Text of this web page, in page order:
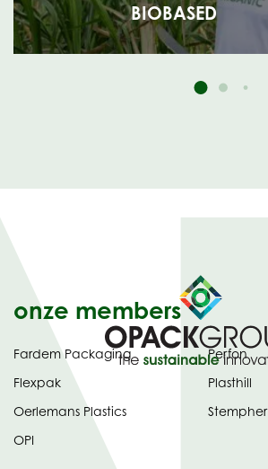
BIOBASED
onze members
Fardem Packaging
Flexpak
Oerlemans Plastics
OPI
Perfon
Plasthill
Stempher